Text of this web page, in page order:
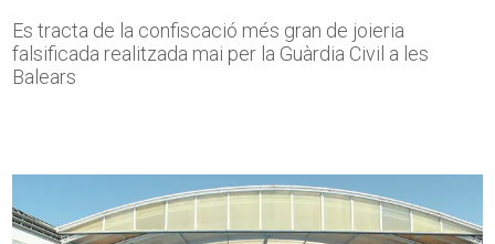
Es tracta de la confiscació més gran de joieria
falsificada realitzada mai per la Guàrdia Civil a les
Balears